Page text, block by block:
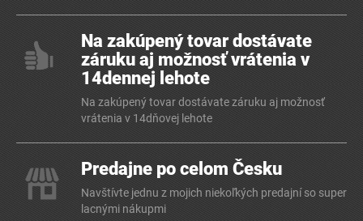
Na zakúpený tovar dostávate
záruku aj možnosť vrátenia v
14dennej lehote
Na zakúpený tovar dostávate záruku aj možnosť
vrátenia v 14dňovej lehote
Predajne po celom Česku
Navštívte jednu z mojich niekoľkých predajní so super
lacnými nákupmi